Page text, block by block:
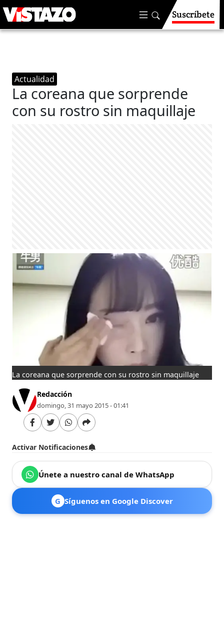
Suscríbete
Actualidad
La coreana que sorprende
con su rostro sin maquillaje
La coreana que sorprende con su rostro sin maquillaje
Redacción
domingo, 31 mayo 2015 - 01:41
Activar Notificaciones
Únete a nuestro canal de WhatsApp
G Síguenos en Google Discover